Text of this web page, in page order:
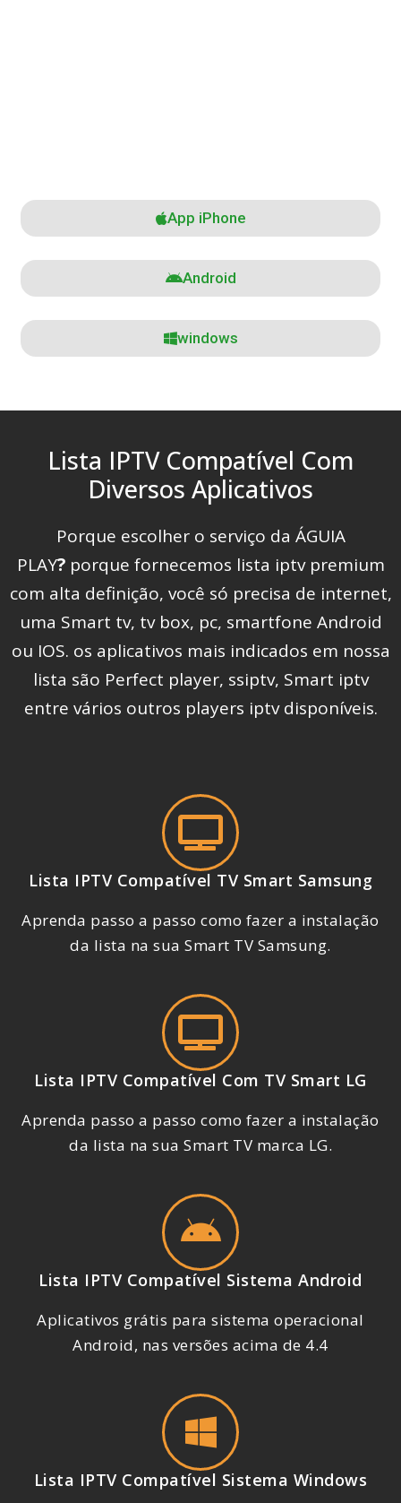
App iPhone
Android
windows
Lista IPTV Compatível Com
Diversos Aplicativos
Porque escolher o serviço da ÁGUIA
PLAY?porque fornecemos lista iptv premium
com alta definição, você só precisa de internet,
uma Smart tv, tv box, pc, smartfone Android
ou IOS. os aplicativos mais indicados em nossa
lista são Perfect player, ssiptv, Smart iptv
entre vários outros players iptv disponíveis.
Lista IPTV Compatível TV Smart Samsung
Aprenda passo a passo como fazer a instalação
da lista na sua Smart TV Samsung.
Lista IPTV Compatível Com TV Smart LG
Aprenda passo a passo como fazer a instalação
da lista na sua Smart TV marca LG.
Lista IPTV Compatível Sistema Android
Aplicativos grátis para sistema operacional
Android, nas versões acima de 4.4
Lista IPTV Compatível Sistema Windows